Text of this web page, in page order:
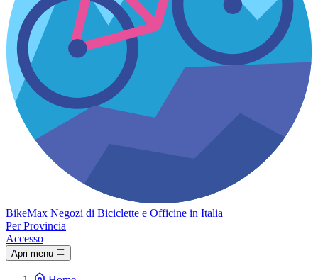
BikeMax Negozi di Biciclette e Officine in Italia
Per Provincia
Accesso
Apri menu